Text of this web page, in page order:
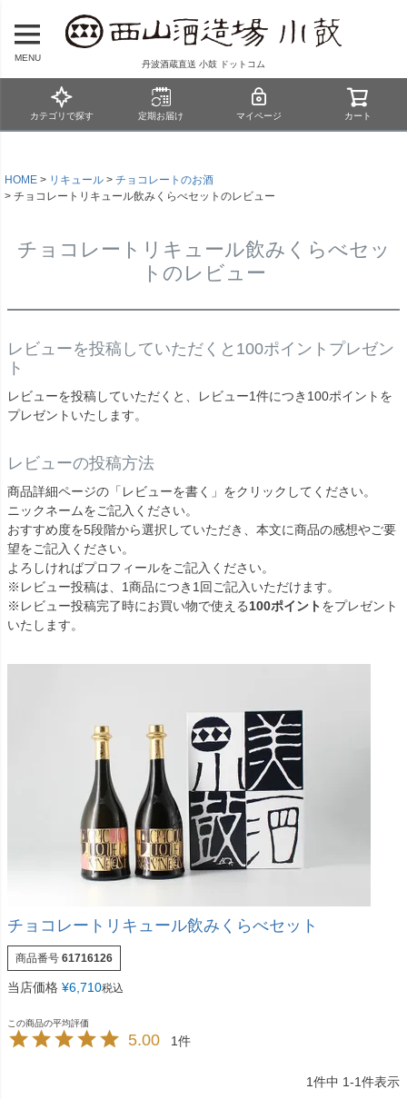
MENU
丹波酒蔵直送 小鼓 ドットコム
カテゴリで探す 定期お届け マイページ カート
HOME リキュール
チョコレートのお酒
チョコレートリキュール飲みくらべセットのレビュー
チョコレートリキュール飲みくらべセッ
トのレビュー
レビューを投稿していただくと100ポイントプレゼン
ト
レビューを投稿していただくと、レビュー1件につき100ポイントを
プレゼントいたします。
レビューの投稿方法
商品詳細ページの「レビューを書く」をクリックしてください。
ニックネームをご記入ください。
おすすめ度を5段階から選択していただき、本文に商品の感想やご要
望をご記入ください。
よろしければプロフィールをご記入ください。
※レビュー投稿は、1商品につき1回ご記入いただけます。
※レビュー投稿完了時にお買い物で使える100ポイントをプレゼント
いたします。
チョコレートリキュール飲みくらべセット
商品番号 61716126
当店価格 ¥6,710税込
5.00 1
1件中 1-1件表示